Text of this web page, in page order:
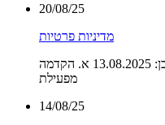
20/08/25
מדיניות פרטיות
מדיניות פרטיות — הובלות באביב עודכן: 13.08.2025 א. הקדמה
מפעילת
14/08/25